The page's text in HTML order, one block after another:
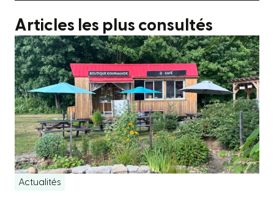
Articles les plus consultés
Actualités